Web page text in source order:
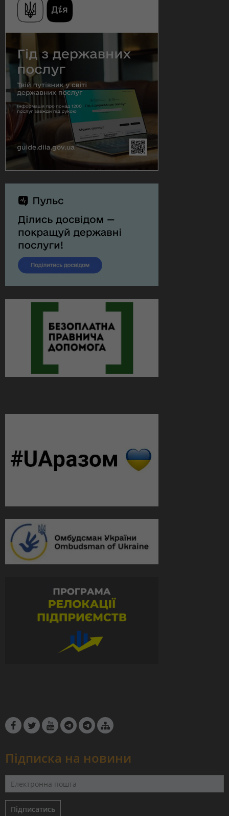
Підписка на новини
Підписатись